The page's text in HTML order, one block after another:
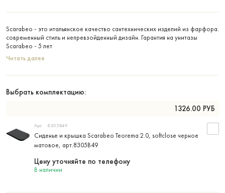
Scarabeo - это итальянское качество сантехнических изделий из фарфора.
современный стиль и непревзойденный дизайн. Гарантия на унитазы
Scarabeo - 5 лет
Читать далее
Выбрать комплектацию:
1326.00 РУБ
Сиденье и крышка Scarabeo Teorema 2.0, softclose черное
матовое, арт.8305B49
Арт: 8305B49
В наличии
Цену уточняйте по телефону